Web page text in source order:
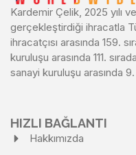
Kardemir Çelik, 2025 yılı
gerçekleştirdiği ihracatla
ihracatçısı arasında 159.
kuruluşu arasında 111.
sanayi kuruluşu arasında
HIZLI BAĞLANTI
Hakkımızda